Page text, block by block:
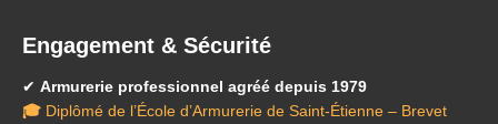
Engagement & Sécurité
✔ Armurerie professionnel agréé depuis 1979
🎓 Diplômé de l’École d’Armurerie de Saint-Étienne – Brevet